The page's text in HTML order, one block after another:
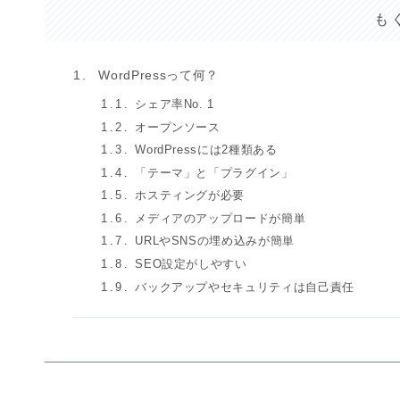
も
WordPressって何？
シェア率No. 1
オープンソース
WordPressには2種類ある
「テーマ」と「プラグイン」
ホスティングが必要
メディアのアップロードが簡単
URLやSNSの埋め込みが簡単
SEO設定がしやすい
バックアップやセキュリティは自己責任